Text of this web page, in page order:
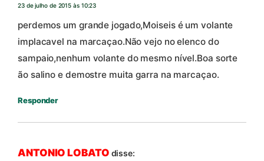
23 de julho de 2015 às 10:23
perdemos um grande jogado,Moiseis é um volante
implacavel na marcaçao.Não vejo no elenco do
sampaio,nenhum volante do mesmo nível.Boa sorte
ão salino e demostre muita garra na marcaçao.
Responder
ANTONIO LOBATO disse: